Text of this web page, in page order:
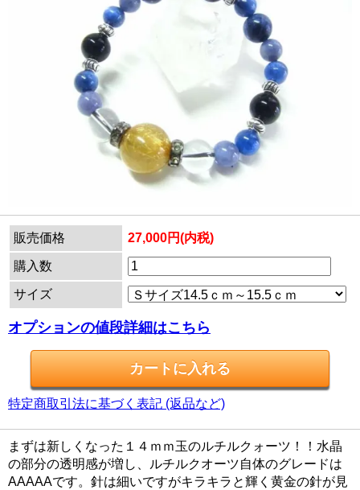
販売価格 27,000円(内税)
購入数
サイズ
オプションの値段詳細はこちら
特定商取引法に基づく表記 (返品など)
まずは新しくなった１４ｍｍ玉のルチルクォーツ！！水晶
の部分の透明感が増し、ルチルクオーツ自体のグレードは
AAAAAです。針は細いですがキラキラと輝く黄金の針が見